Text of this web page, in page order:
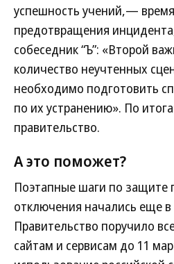
успешность учений,—
предотвращения
собеседник “Ъ”: «Второй
количество неучтенных
необходимо подготовить
по их устранению». По
правительство.
А это поможет?
Поэтапные шаги по защите
отключения начались еще в
Правительство поручило
сайтам и сервисам до 11